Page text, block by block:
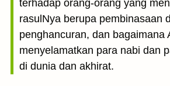
terhadap orang-orang yang
rasulNya berupa pembinasaan
penghancuran, dan bagaimana
menyelamatkan para nabi dan
di dunia dan akhirat.